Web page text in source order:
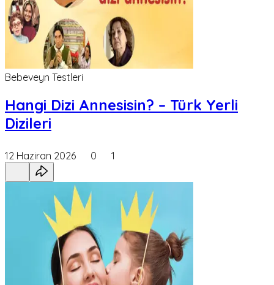
Bebeveyn Testleri
Hangi Dizi Annesisin? – Türk Yerli
Dizileri
12 Haziran 2026 0 1